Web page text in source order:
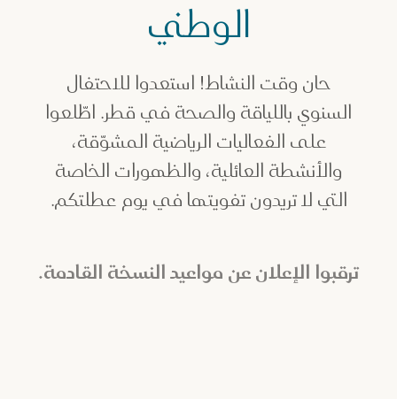
الوطني
حان وقت النشاط! استعدوا للاحتفال
السنوي باللياقة والصحة في قطر. اطّلعوا
على الفعاليات الرياضية المشوّقة،
والأنشطة العائلية، والظهورات الخاصة
التي لا تريدون تفويتها في يوم عطلتكم.
ترقبوا الإعلان عن مواعيد النسخة القادمة.